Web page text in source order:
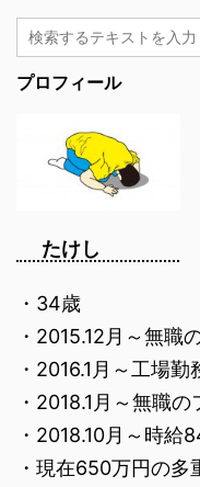
プロフィール
たけし
・34歳
・2015.12月～無職
・2016.1月～工場勤
・2018.1月～無職の
・2018.10月～時給
・現在650万円の多